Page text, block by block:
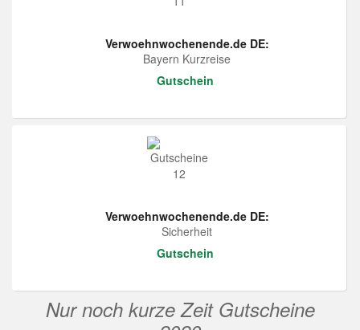
Verwoehnwochenende.de DE:
Bayern Kurzreise
Gutschein
Verwoehnwochenende.de DE:
Sicherheit
Gutschein
Nur noch kurze Zeit Gutscheine